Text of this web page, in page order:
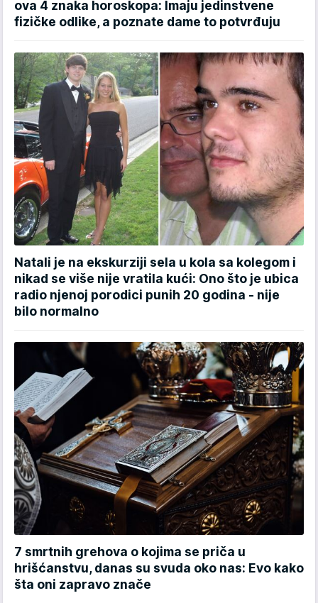
ova 4 znaka horoskopa: Imaju jedinstvene
fizičke odlike, a poznate dame to potvrđuju
Natali je na ekskurziji sela u kola sa kolegom i
nikad se više nije vratila kući: Ono što je ubica
radio njenoj porodici punih 20 godina - nije
bilo normalno
7 smrtnih grehova o kojima se priča u
hrišćanstvu, danas su svuda oko nas: Evo kako
šta oni zapravo znače